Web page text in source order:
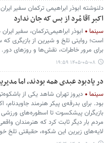
دلنوشته ابوذر ابراهیمی ترکمان سفیر
اکبر آقا مُرد از بس که جان ندارد
سینما
ابوذر ابراهیمی‌ترکمان، سفیر
است؛ روایتی تلخ و شیرین از بازیگری
برای مرور خاطرات، نقش‌ها و روزهای دور.
۱۴۰۵-۰۵-۰۸ ۱۹:۵۹
در یادبود عبدی همه بودند، اما
سینما
دیروز تهران شاهد یکی از
بود. برای بدرقه‌ی پیکر هنرمند جاویدنام،
بازیگران پیشکسوت تا اسطوره‌های
مردم بار دیگر ثابت کرد که هنرمندان
لایه‌های زیرین این شکوه، حقیقتی تلخ